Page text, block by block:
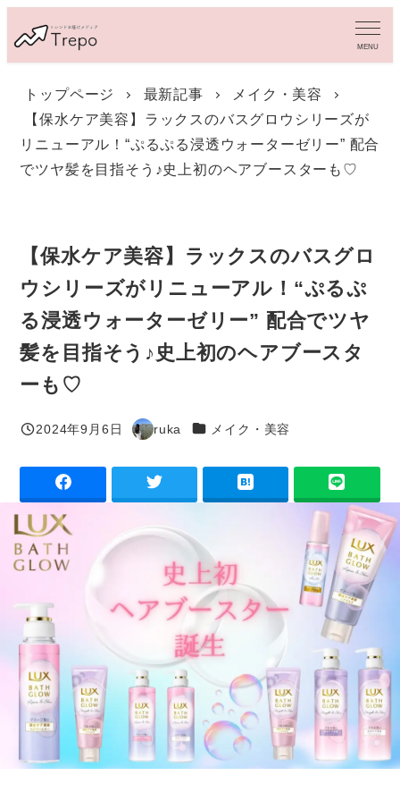
イ
MENU
トップページ 最新記事
メイク・美容
【保水ケア美容】ラックスのバスグロウシリーズが
リニューアル！“ぷるぷる浸透ウォーターゼリー” 配合
でツヤ髪を目指そう♪史上初のヘアブースターも♡
【保水ケア美容】ラックスのバスグロ
ウシリーズがリニューアル！“ぷるぷ
る浸透ウォーターゼリー” 配合でツヤ
髪を目指そう♪史上初のヘアブースタ
ーも♡
投稿日
2024年9月6日
著
ruka カテゴリー
メイク・美容